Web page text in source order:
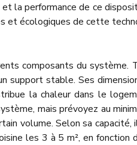
la performance de ce
et écologiques de cette
composants du système.
support stable. Ses
la chaleur dans le
mais prévoyez au
volume. Selon sa
les 3 à 5 m², en fonction